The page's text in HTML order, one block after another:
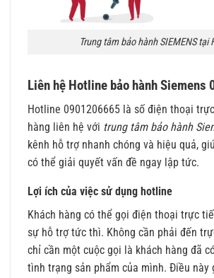
Trung tâm bảo hành SIEMENS tại
Liên hệ Hotline bảo hành Siemens
Hotline 0901206665 là số điện thoại
hàng liên hệ với trung tâm bảo hành
kênh hỗ trợ nhanh chóng và hiệu quả,
có thể giải quyết vấn đề ngay lập tức.
Lợi ích của việc sử dụng hotline
Khách hàng có thể gọi điện thoại trực
sự hỗ trợ tức thì. Không cần phải đến
chỉ cần một cuộc gọi là khách hàng đã
tình trạng sản phẩm của mình. Điều này